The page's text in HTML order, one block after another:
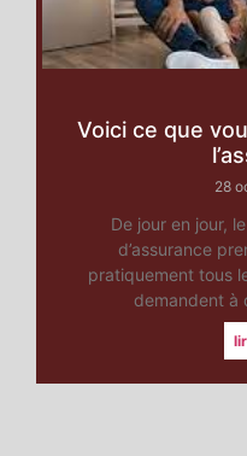
Voici ce que
28
De jour en jour,
d’assurance
pratiquement tous
demandent à